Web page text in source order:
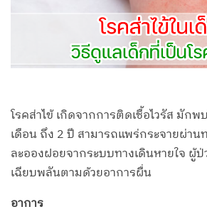
โรคส่าไข้ เกิดจากการติดเชื้อไวรัส มักพ
เดือน ถึง 2 ปี สามารถแพร่กระจายผ่า
ละอองฝอยจากระบบทางเดินหายใจ ผู้ป่
เฉียบพลันตามด้วยอาการผื่น
อาการ